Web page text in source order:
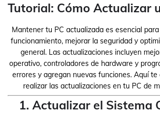
Tutorial: Cómo Actualizar
Mantener tu PC actualizada es esencial
funcionamiento, mejorar la seguridad y
general. Las actualizaciones incluyen
operativo, controladores de hardware y
errores y agregan nuevas funciones. Aquí te
realizar las actualizaciones en tu PC de
1. Actualizar el Sistema